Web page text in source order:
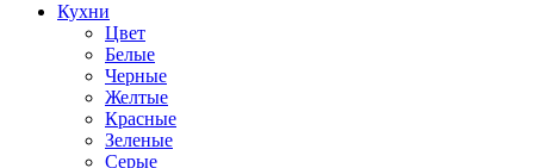
Кухни
Цвет
Белые
Черные
Желтые
Красные
Зеленые
Серые